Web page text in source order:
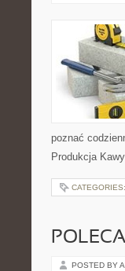
poznać
Produkcja
CATEGORIES:
POSTED BY